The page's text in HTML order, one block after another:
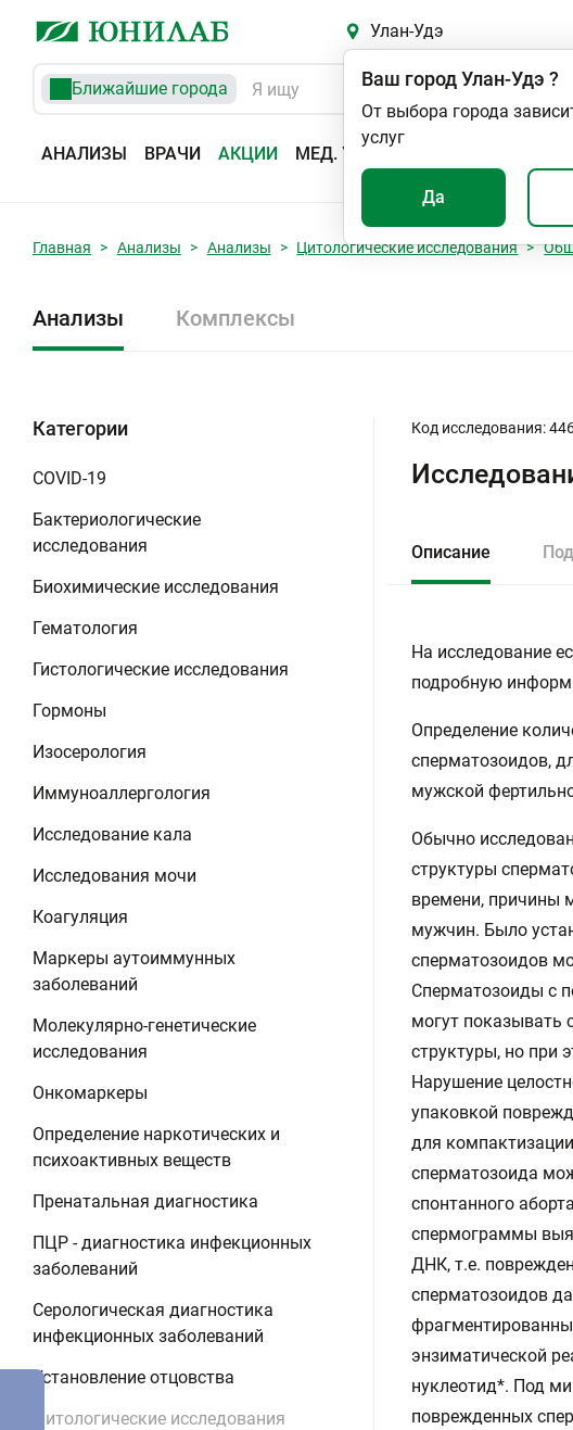
Улан-Удэ
Ближайшие города
АНАЛИЗЫ ВРАЧИ АКЦИИ МЕД. УСЛУГИ
Ваш городУлан-Удэ ?
От выбора города
услуг
Да
Главная Анализы Анализы Цитологические исследования
Анализы Комплексы
Категории
COVID-19
Бактериологические
исследования
Биохимические исследования
Гематология
Гистологические исследования
Гормоны
Изосерология
Иммуноаллергология
Исследование кала
Исследования мочи
Коагуляция
Маркеры аутоиммунных
заболеваний
Молекулярно-генетические
исследования
Онкомаркеры
Определение наркотических и
психоактивных веществ
Пренатальная диагностика
ПЦР - диагностика инфекционных
заболеваний
Серологическая диагностика
инфекционных заболеваний
Установление отцовства
Цитологические исследования
Код исследования:
Описание
На исследование
подробную
Определение
сперматозоидов,
мужской
Обычно
структуры
времени, причины
мужчин. Было
сперматозоидов
Сперматозоиды с
могут показывать
структуры, но при
Нарушение
упаковкой
для
сперматозоида
спонтанного
спермограммы
ДНК, т.е.
сперматозоидов
энзиматической
нуклеотид*. Под
поврежденных